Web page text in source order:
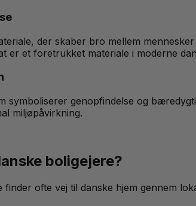
der skaber bro mellem
er et foretrukket materiale i moderne
symboliserer genopfindelse og
miljøpåvirkning.
boligejere?
finder ofte vej til danske hjem gennem